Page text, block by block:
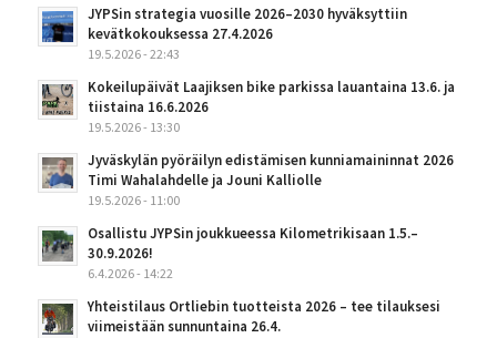
JYPSin strategia vuosille 2026–2030 hyväksyttiin
kevätkokouksessa 27.4.2026
19.5.2026 - 22:43
Kokeilupäivät Laajiksen bike parkissa lauantaina 13.6. ja
tiistaina 16.6.2026
19.5.2026 - 13:30
Jyväskylän pyöräilyn edistämisen kunniamaininnat 2026
Timi Wahalahdelle ja Jouni Kalliolle
19.5.2026 - 11:00
Osallistu JYPSin joukkueessa Kilometrikisaan 1.5.–
30.9.2026!
6.4.2026 - 14:22
Yhteistilaus Ortliebin tuotteista 2026 – tee tilauksesi
viimeistään sunnuntaina 26.4.